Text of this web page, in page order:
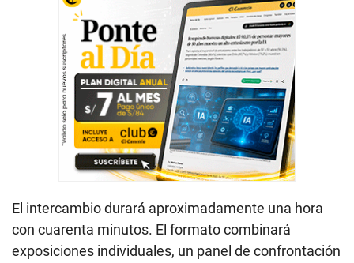
El intercambio durará aproximadamente una hora
con cuarenta minutos. El formato combinará
exposiciones individuales, un panel de confrontación